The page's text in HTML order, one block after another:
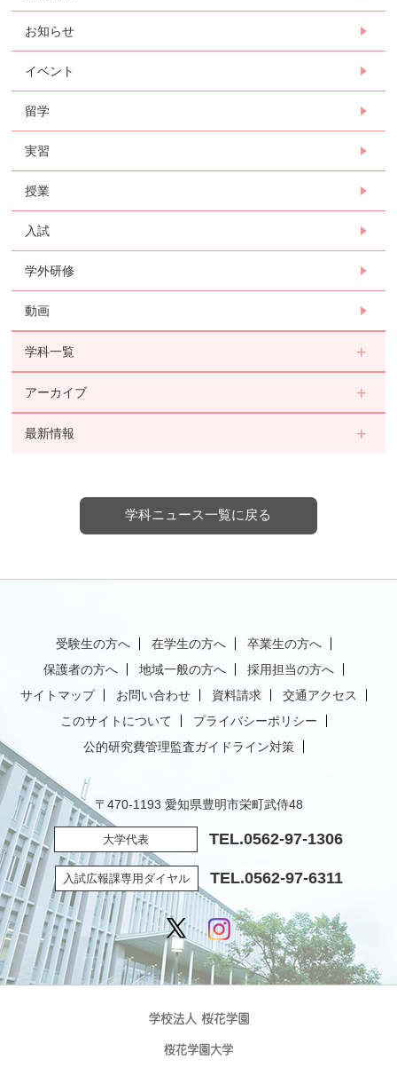
お知らせ
イベント
留学
実習
授業
入試
学外研修
動画
学科一覧
アーカイブ
最新情報
学科ニュース一覧に戻る
受験生の方へ 在学生の方へ
卒業生の方へ
保護者の方へ
地域一般の方へ
採用担当の方へ
サイトマップ
お問い合わせ 資料請求
交通アクセス
このサイトについて
プライバシーポリシー
公的研究費管理監査ガイドライン対策
〒470-1193 愛知県豊明市栄町武侍48
大学代表 TEL.0562-97-1306
入試広報課専用ダイヤル TEL.0562-97-6311